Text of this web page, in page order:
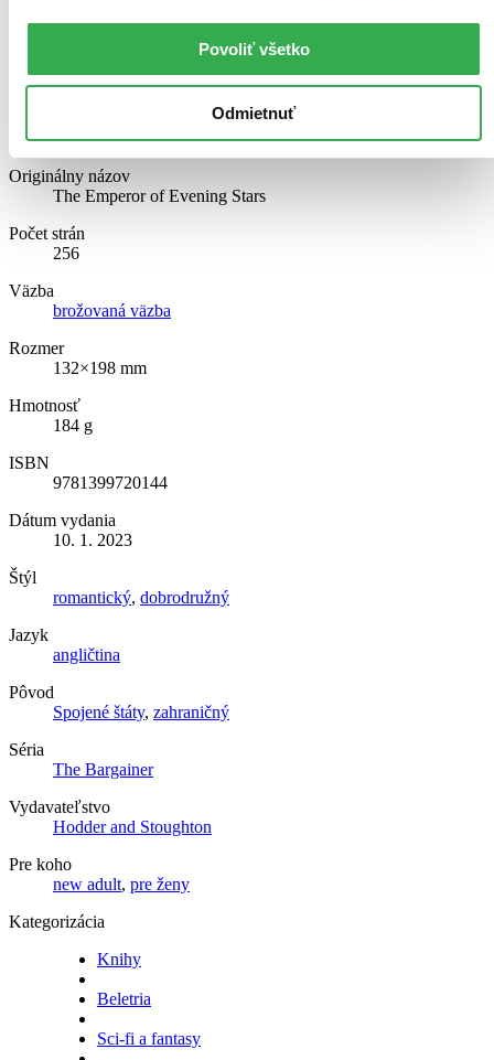
Povoliť všetko
Odmietnuť
streets of earth, this is how Desmond Flynn, a fairy who began with
nothing, became the Emperor of Evening Stars.
Čítať viac
1922423
Originálny názov
The Emperor of Evening Stars
Počet strán
256
Väzba
brožovaná väzba
Rozmer
132×198 mm
Hmotnosť
184 g
ISBN
9781399720144
Dátum vydania
10. 1. 2023
Štýl
romantický, dobrodružný
Jazyk
angličtina
Pôvod
Spojené štáty, zahraničný
Séria
The Bargainer
Vydavateľstvo
Hodder and Stoughton
Pre koho
new adult, pre ženy
Kategorizácia
Knihy
Beletria
Sci-fi a fantasy